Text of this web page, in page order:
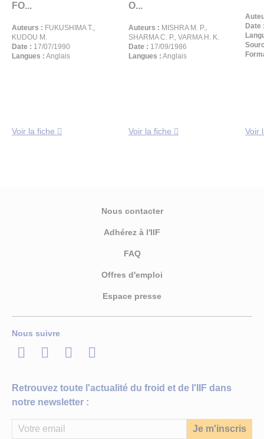
FO...
Auteurs : FUKUSHIMA T.,
KUDOU M.
Date : 17/07/1990
Langues : Anglais
Voir la fiche
O...
Auteurs : MISHRA M. P.,
SHARMA C. P., VARMA H. K.
Date : 17/09/1986
Langues : Anglais
Voir la fiche
Date
Voir
Nous contacter
Adhérez à l'IIF
FAQ
Offres d'emploi
Espace presse
Nous suivre
LinkedInTwitterFacebook
Youtube
Retrouvez toute l'actualité du froid et de l'IIF dans
notre newsletter :